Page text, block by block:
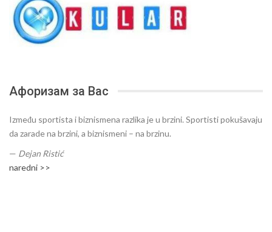
Афоризам за Вас
Između sportista i biznismena razlika je u brzini. Sportisti pokušavaju
da zarade na brzini, a biznismeni – na brzinu.
— Dejan Ristić
naredni >>